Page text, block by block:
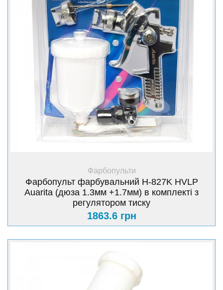
+ Купити
Фарбопульти
Фарбопульт фарбувальний H-827K HVLP
Auarita (дюза 1.3мм +1.7мм) в комплекті з
регулятором тиску
1863.6 грн